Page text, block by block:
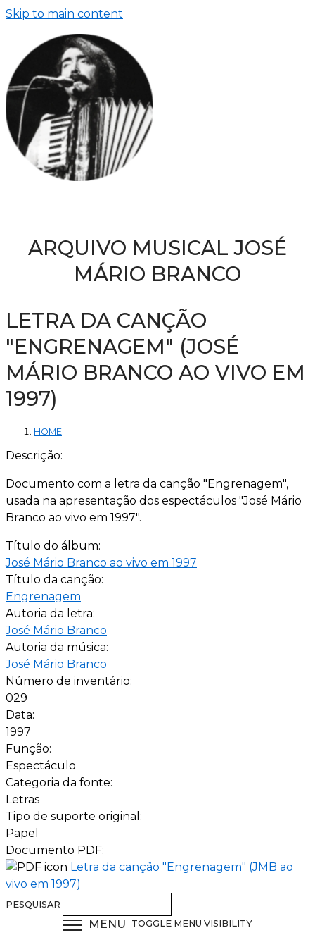
Skip to main content
ARQUIVO MUSICAL JOSÉ
MÁRIO BRANCO
LETRA DA CANÇÃO
"ENGRENAGEM" (JOSÉ
MÁRIO BRANCO AO VIVO EM
1997)
HOME
Descrição:
Documento com a letra da canção "Engrenagem",
usada na apresentação dos espectáculos "José Mário
Branco ao vivo em 1997".
Título do álbum:
José Mário Branco ao vivo em 1997
Título da canção:
Engrenagem
Autoria da letra:
José Mário Branco
Autoria da música:
José Mário Branco
Número de inventário:
029
Data:
1997
Função:
Espectáculo
Categoria da fonte:
Letras
Tipo de suporte original:
Papel
Documento PDF:
Letra da canção "Engrenagem" (JMB ao
vivo em 1997)
PESQUISAR
MENU TOGGLE MENU VISIBILITY